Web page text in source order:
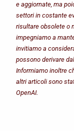
e aggiornate, ma
settori in costante
risultare obsolete o
impegniamo a
invitiamo a
possono derivare
Informiamo inoltre
altri articoli sono
OpenAI.